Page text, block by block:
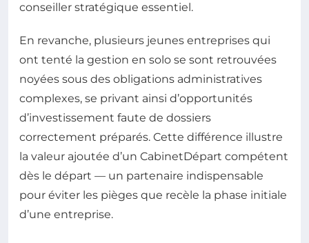
conseiller stratégique essentiel.
En revanche, plusieurs jeunes entreprises qui
ont tenté la gestion en solo se sont retrouvées
noyées sous des obligations administratives
complexes, se privant ainsi d’opportunités
d’investissement faute de dossiers
correctement préparés. Cette différence illustre
la valeur ajoutée d’un CabinetDépart compétent
dès le départ — un partenaire indispensable
pour éviter les pièges que recèle la phase initiale
d’une entreprise.